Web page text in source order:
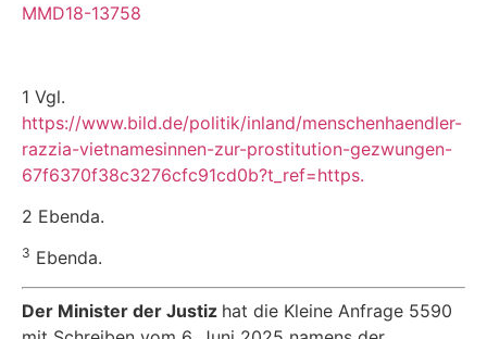
MMD18-13758
1 Vgl.
https://www.bild.de/politik/inland/menschenhaendler-
razzia-vietnamesinnen-zur-prostitution-gezwungen-
67f6370f38c3276cfc91cd0b?t_ref=https.
2 Ebenda.
3 Ebenda.
Der Minister der Justiz hat die Kleine Anfrage 5590